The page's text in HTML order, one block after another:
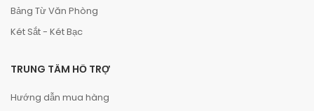
Bảng Từ Văn Phòng
Két Sắt - Két Bạc
TRUNG TÂM HỖ TRỢ
Hướng dẫn mua hàng